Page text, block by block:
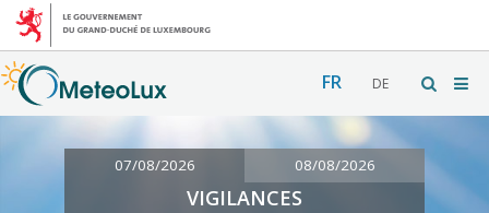
FR DE
07/08/2026 08/08/2026
VIGILANCES